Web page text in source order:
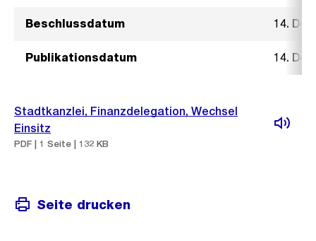
Beschlussdatum 14.
Publikationsdatum 14.
Stadtkanzlei, Finanzdelegation, Wechsel
Einsitz
PDF | 1 Seite | 132 KB
Seite drucken